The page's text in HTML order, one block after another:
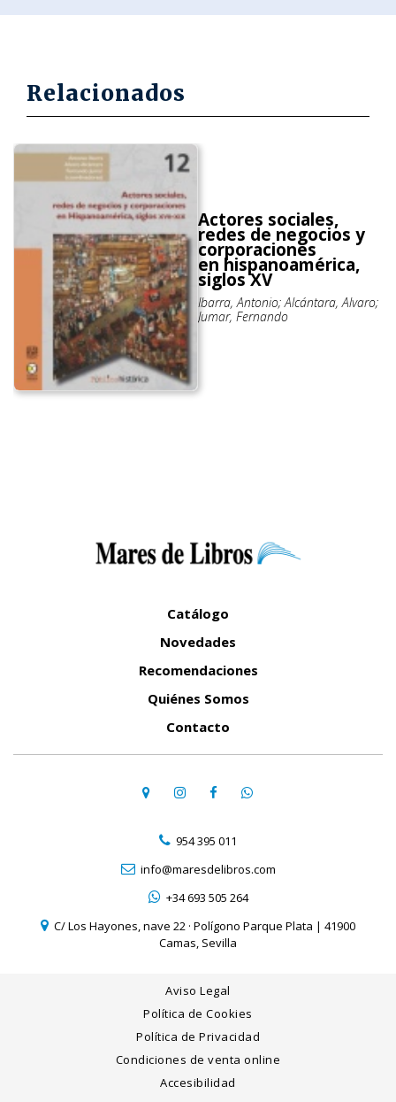
Relacionados
Actores sociales,
redes de negocios y
corporaciones
en hispanoamérica,
siglos XV
Ibarra, Antonio; Alcántara, Alvaro;
Jumar, Fernando
Catálogo
Novedades
Recomendaciones
Quiénes Somos
Contacto
954 395 011
info@maresdelibros.com
+34 693 505 264
C/ Los Hayones, nave 22 · Polígono Parque Plata | 41900
Camas, Sevilla
Aviso Legal
Política de Cookies
Política de Privacidad
Condiciones de venta online
Accesibilidad